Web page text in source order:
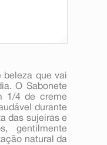
beleza que vai
O Sabonete
1/4 de creme
durante
das sujeiras e
gentilmente
natural da